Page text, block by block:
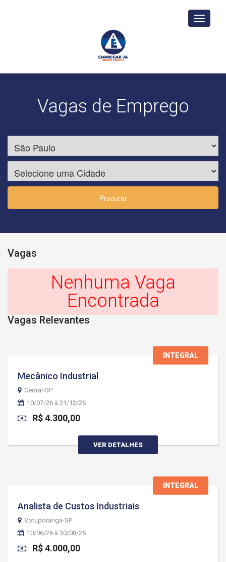
Toggle
Vagas de Emprego
Procurar
Vagas
Nenhuma Vaga
Encontrada
Vagas Relevantes
INTEGRAL
Mecânico Industrial
Cedral-SP
10/07/26 à 31/12/26
R$ 4.300,00
VER DETALHES
INTEGRAL
Analista de Custos Industriais
Votuporanga-SP
10/06/26 à 30/08/26
R$ 4.000,00